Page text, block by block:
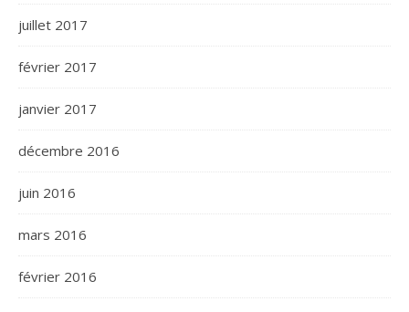
juillet 2017
février 2017
janvier 2017
décembre 2016
juin 2016
mars 2016
février 2016